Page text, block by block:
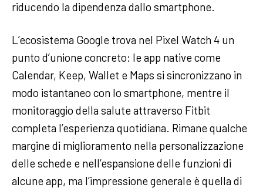
riducendo la dipendenza dallo smartphone.
L’ecosistema Google trova nel Pixel Watch 4 un
punto d’unione concreto: le app native come
Calendar, Keep, Wallet e Maps si sincronizzano in
modo istantaneo con lo smartphone, mentre il
monitoraggio della salute attraverso Fitbit
completa l’esperienza quotidiana. Rimane qualche
margine di miglioramento nella personalizzazione
delle schede e nell’espansione delle funzioni di
alcune app, ma l’impressione generale è quella di